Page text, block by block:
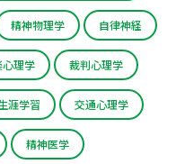
精神物理学 自律神経
心理学 裁判心理学
涯学習 交通心理学
精神医学